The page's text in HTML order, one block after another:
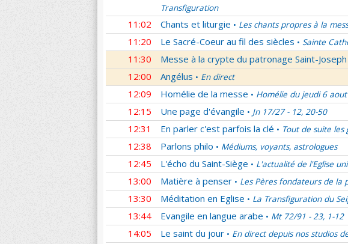
Transfiguration
11:02 Chants et liturgie • Les chants propres à la
11:20 Le Sacré-Coeur au fil des siècles • Sainte
11:30 Messe à la crypte du patronage Saint-
12:00 Angélus • En direct
12:09 Homélie de la messe • Homélie du jeudi 6
12:15 Une page d'évangile • Jn 17/27 - 12, 20-50
12:31 En parler c'est parfois la clé • Tout de suite les
12:38 Parlons philo • Médiums, voyants, astrologues
12:45 L'écho du Saint-Siège • L'actualité de l'Eglise
13:00 Matière à penser • Les Pères fondateurs de la
13:30 Méditation en Eglise • La Transfiguration du
13:44 Evangile en langue arabe • Mt 72/91 - 23, 1-12
14:05 Le saint du jour • En direct depuis nos studios